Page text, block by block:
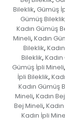
Bileklik, Gümüş
Gümüş Bileklik
Kadın Gümüş
Mineli, Kadın
Bileklik,
Bileklik,
Gümüş İpli Mineli,
İpli Bileklik,
Kadın Gümüş
Mineli, Kadın
Bej Mineli,
Kadın İpli